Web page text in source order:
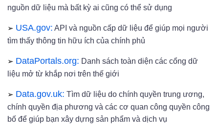
nguồn dữ liệu mà bất kỳ ai cũng có thể sử dụng
➢ USA.gov: API và nguồn cấp dữ liệu để giúp mọi người
tìm thấy thông tin hữu ích của chính phủ
➢ DataPortals.org: Danh sách toàn diện các cổng dữ
liệu mở từ khắp nơi trên thế giới
➢ Data.gov.uk: Tìm dữ liệu do chính quyền trung ương,
chính quyền địa phương và các cơ quan công quyền công
bố để giúp bạn xây dựng sản phẩm và dịch vụ